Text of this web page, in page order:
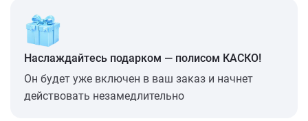
Наслаждайтесь подарком — полисом КАСКО!
Он будет уже включен в ваш заказ и начнет
действовать незамедлительно